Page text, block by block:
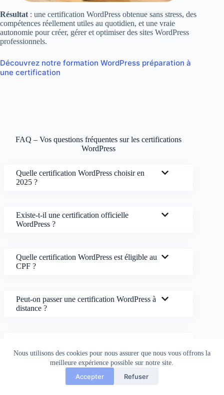
Nous utilisons des cookies pour nous assurer que nous vous offrons la
meilleure expérience possible sur notre site.
Accepter Refuser
Résultat : une certification WordPress obtenue sans stress, des
compétences réellement utiles au quotidien, et une vraie
autonomie pour créer, gérer et optimiser des sites WordPress
professionnels.
Découvrez notre formation WordPress préparation à
une certification
FAQ – Vos questions fréquentes sur les certifications
WordPress
Quelle certification WordPress choisir en
2025 ?
Existe-t-il une certification officielle
WordPress ?
Quelle certification WordPress est éligible au
CPF ?
Peut-on passer une certification WordPress à
distance ?
?
Quel niveau faut-il pour passer une